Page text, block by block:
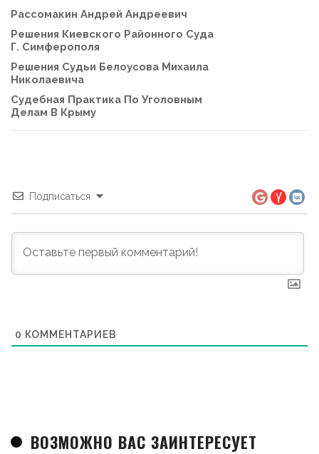
Рассомакин Андрей Андреевич
Решения Киевского Районного Суда
Г. Симферополя
Решения Судьи Белоусова Михаила
Николаевича
Судебная Практика По Уголовным
Делам В Крыму
Подписаться
0 КОММЕНТАРИЕВ
ВОЗМОЖНО ВАС ЗАИНТЕРЕСУЕТ